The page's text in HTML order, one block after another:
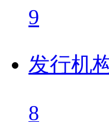
9
发行机
8